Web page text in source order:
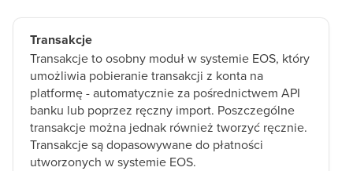
Transakcje
Transakcje to osobny moduł w systemie EOS, który
umożliwia pobieranie transakcji z konta na
platformę - automatycznie za pośrednictwem API
banku lub poprzez ręczny import. Poszczególne
transakcje można jednak również tworzyć ręcznie.
Transakcje są dopasowywane do płatności
utworzonych w systemie EOS.